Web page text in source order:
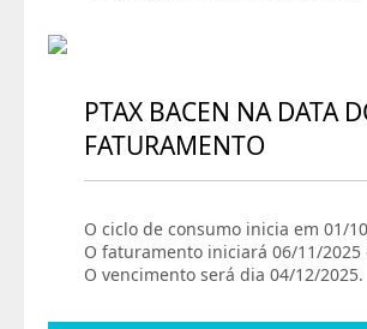
PTAX BACEN NA DATA
FATURAMENTO
O ciclo de consumo inicia em 01/
O faturamento iniciará 06/11/
O vencimento será dia 04/12/2025.